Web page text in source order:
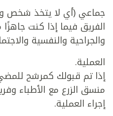
جماعي (أي لا يتخذ شخص
الفريق فيما إذا كنت
والجراحية والنفسية
العملية.
إذا تم قبولك كمرشح
منسق الزرع مع الأطباء
إجراء العملية.